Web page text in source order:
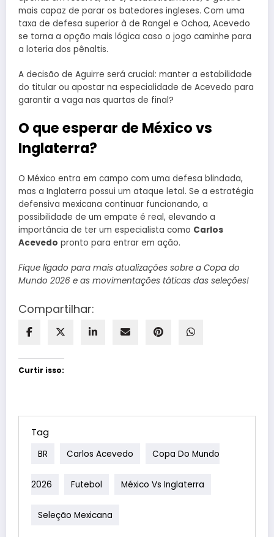
mais capaz de parar os batedores ingleses. Com uma
taxa de defesa superior à de Rangel e Ochoa, Acevedo
se torna a opção mais lógica caso o jogo caminhe para
a loteria dos pênaltis.
A decisão de Aguirre será crucial: manter a estabilidade
do titular ou apostar na especialidade de Acevedo para
garantir a vaga nas quartas de final?
O que esperar de México vs
Inglaterra?
O México entra em campo com uma defesa blindada,
mas a Inglaterra possui um ataque letal. Se a estratégia
defensiva mexicana continuar funcionando, a
possibilidade de um empate é real, elevando a
importância de ter um especialista como Carlos
Acevedo pronto para entrar em ação.
Fique ligado para mais atualizações sobre a Copa do
Mundo 2026 e as movimentações táticas das seleções!
Compartilhar:
Curtir isso:
Tag
BR Carlos Acevedo Copa Do Mundo
2026 Futebol México Vs Inglaterra
Seleção Mexicana